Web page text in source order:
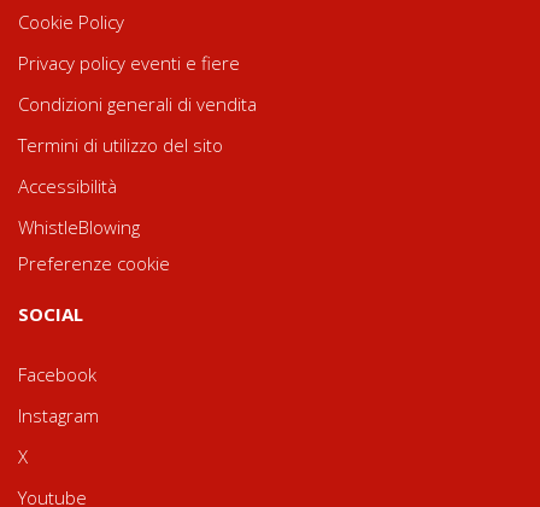
Cookie Policy
Privacy policy eventi e fiere
Condizioni generali di vendita
Termini di utilizzo del sito
Accessibilità
WhistleBlowing
Preferenze cookie
SOCIAL
Facebook
Instagram
X
Youtube